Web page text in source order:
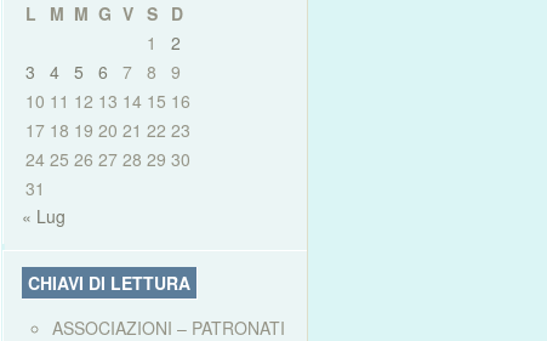
L
M M G V S D
1
2
3
4 5 6 7 8
9
10 11 12 13 14 15 16
17 18 19 20 21 22 23
24 25 26 27 28 29 30
31
« Lug
CHIAVI DI LETTURA
ASSOCIAZIONI – PATRONATI